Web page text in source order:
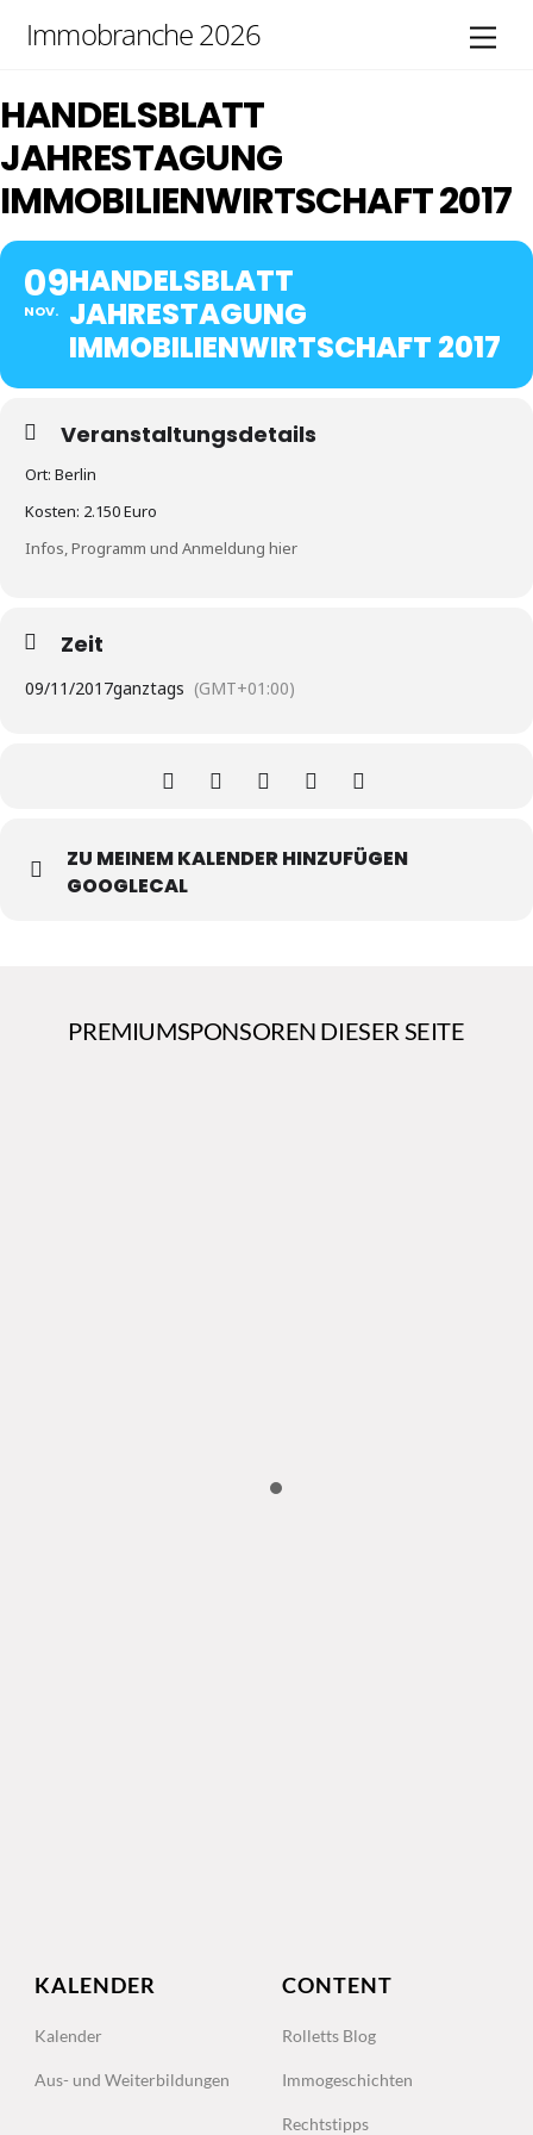
Immobranche 2026
HANDELSBLATT
JAHRESTAGUNG
IMMOBILIENWIRTSCHAFT 2017
09
NOV.
HANDELSBLATT
JAHRESTAGUNG
IMMOBILIENWIRTSCHAFT 2017
Veranstaltungsdetails
Ort: Berlin
Kosten: 2.150 Euro
Infos, Programm und Anmeldung hier
Zeit
09/11/2017ganztags (GMT+01:00)
ZU MEINEM KALENDER HINZUFÜGEN
GOOGLECAL
PREMIUMSPONSOREN DIESER SEITE
KALENDER
Kalender
Aus- und Weiterbildungen
CONTENT
Rolletts Blog
Immogeschichten
Rechtstipps